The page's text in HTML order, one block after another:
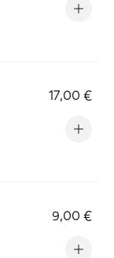
17,00 €
9,00 €